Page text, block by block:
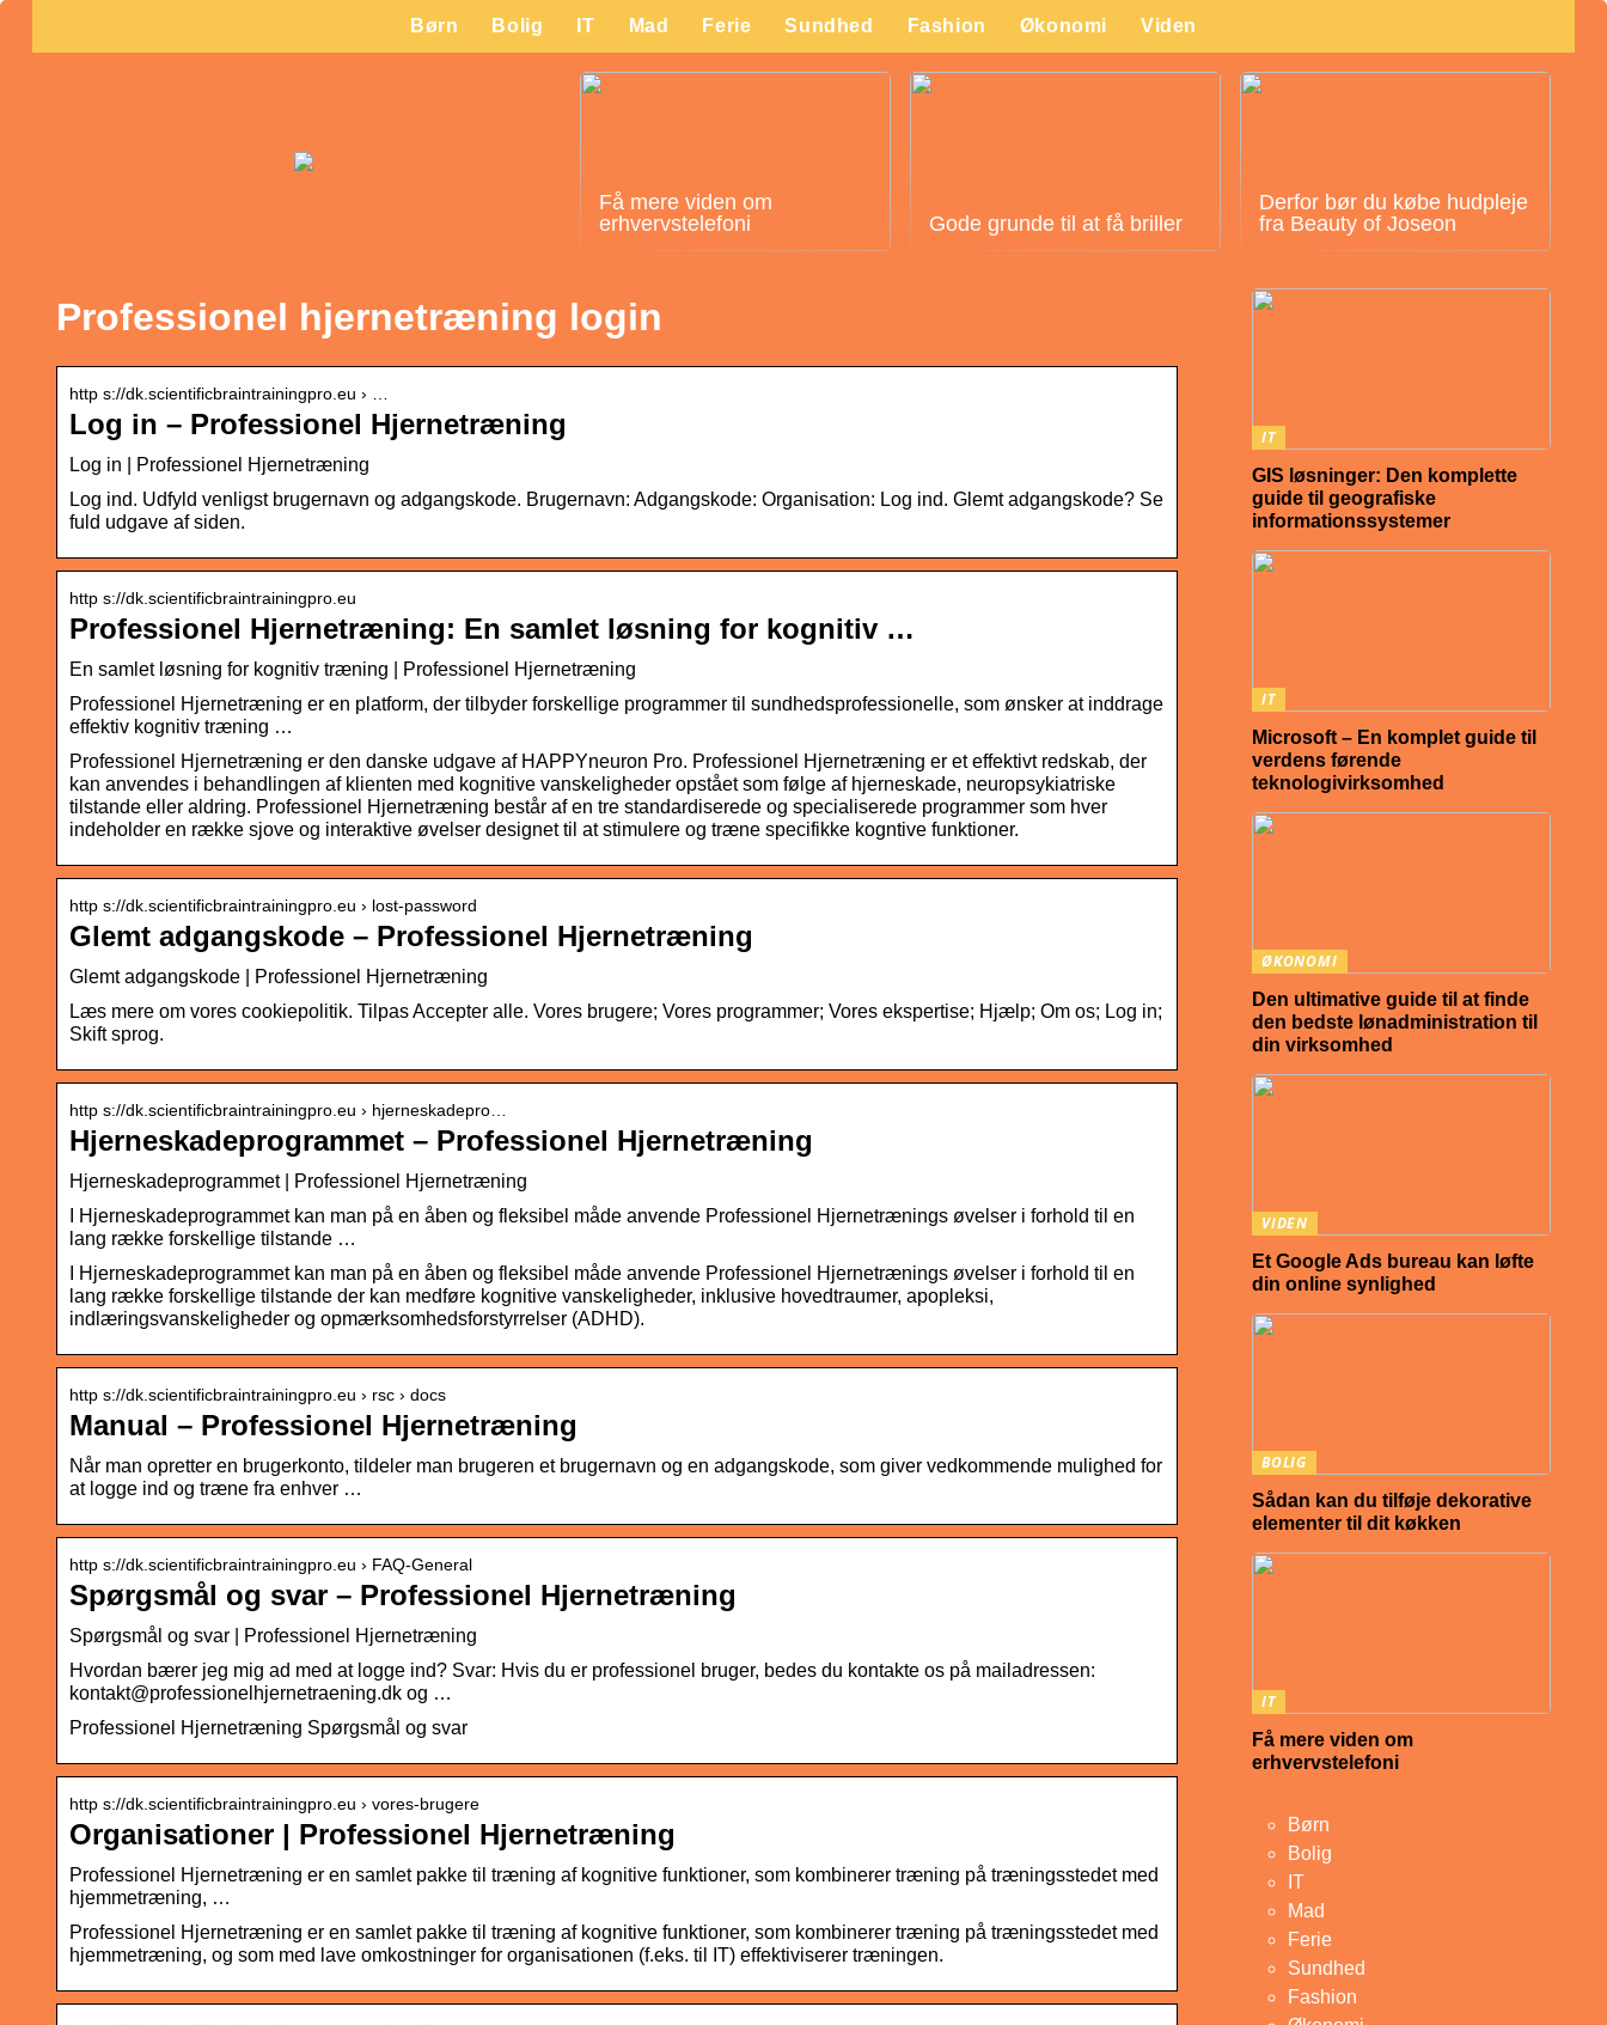
Børn Bolig IT Mad Ferie Sundhed Fashion Økonomi Viden
Få mere viden om
erhvervstelefoni
Gode grunde til at få briller
Derfor bør du købe hudpleje
fra Beauty of Joseon
Professionel hjernetræning login
http s://dk.scientificbraintrainingpro.eu › …
Log in – Professionel Hjernetræning
Log in | Professionel Hjernetræning
Log ind. Udfyld venligst brugernavn og adgangskode. Brugernavn: Adgangskode: Organisation: Log ind. Glemt adgangskode? Se
fuld udgave af siden.
http s://dk.scientificbraintrainingpro.eu
Professionel Hjernetræning: En samlet løsning for kognitiv …
En samlet løsning for kognitiv træning | Professionel Hjernetræning
Professionel Hjernetræning er en platform, der tilbyder forskellige programmer til sundhedsprofessionelle, som ønsker at inddrage
effektiv kognitiv træning …
Professionel Hjernetræning er den danske udgave af HAPPYneuron Pro. Professionel Hjernetræning er et effektivt redskab, der
kan anvendes i behandlingen af klienten med kognitive vanskeligheder opstået som følge af hjerneskade, neuropsykiatriske
tilstande eller aldring. Professionel Hjernetræning består af en tre standardiserede og specialiserede programmer som hver
indeholder en række sjove og interaktive øvelser designet til at stimulere og træne specifikke kogntive funktioner.
http s://dk.scientificbraintrainingpro.eu › lost-password
Glemt adgangskode – Professionel Hjernetræning
Glemt adgangskode | Professionel Hjernetræning
Læs mere om vores cookiepolitik. Tilpas Accepter alle. Vores brugere; Vores programmer; Vores ekspertise; Hjælp; Om os; Log in;
Skift sprog.
http s://dk.scientificbraintrainingpro.eu › hjerneskadepro…
Hjerneskadeprogrammet – Professionel Hjernetræning
Hjerneskadeprogrammet | Professionel Hjernetræning
I Hjerneskadeprogrammet kan man på en åben og fleksibel måde anvende Professionel Hjernetrænings øvelser i forhold til en
lang række forskellige tilstande …
I Hjerneskadeprogrammet kan man på en åben og fleksibel måde anvende Professionel Hjernetrænings øvelser i forhold til en
lang række forskellige tilstande der kan medføre kognitive vanskeligheder, inklusive hovedtraumer, apopleksi,
indlæringsvanskeligheder og opmærksomhedsforstyrrelser (ADHD).
http s://dk.scientificbraintrainingpro.eu › rsc › docs
Manual – Professionel Hjernetræning
Når man opretter en brugerkonto, tildeler man brugeren et brugernavn og en adgangskode, som giver vedkommende mulighed for
at logge ind og træne fra enhver …
http s://dk.scientificbraintrainingpro.eu › FAQ-General
Spørgsmål og svar – Professionel Hjernetræning
Spørgsmål og svar | Professionel Hjernetræning
Hvordan bærer jeg mig ad med at logge ind? Svar: Hvis du er professionel bruger, bedes du kontakte os på mailadressen:
kontakt@professionelhjernetraening.dk og …
Professionel Hjernetræning Spørgsmål og svar
http s://dk.scientificbraintrainingpro.eu › vores-brugere
Organisationer | Professionel Hjernetræning
Professionel Hjernetræning er en samlet pakke til træning af kognitive funktioner, som kombinerer træning på træningsstedet med
hjemmetræning, …
Professionel Hjernetræning er en samlet pakke til træning af kognitive funktioner, som kombinerer træning på træningsstedet med
hjemmetræning, og som med lave omkostninger for organisationen (f.eks. til IT) effektiviserer træningen.
IT
GIS løsninger: Den komplette
guide til geografiske
informationssystemer
IT
Microsoft – En komplet guide til
verdens førende
teknologivirksomhed
ØKONOMI
Den ultimative guide til at finde
den bedste lønadministration til
din virksomhed
VIDEN
Et Google Ads bureau kan løfte
din online synlighed
BOLIG
Sådan kan du tilføje dekorative
elementer til dit køkken
IT
Få mere viden om
erhvervstelefoni
Børn
Bolig
IT
Mad
Ferie
Sundhed
Fashion